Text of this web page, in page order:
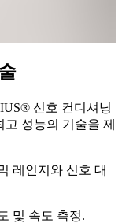
신호 컨디셔닝
성능의 기술을 제
레인지와 신호 대
및 속도 측정.